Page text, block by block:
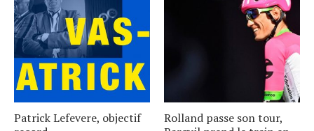
Patrick Lefevere, objectif
Rolland passe son tour,